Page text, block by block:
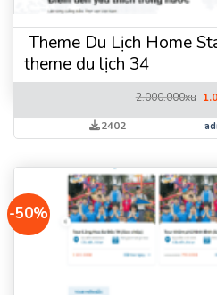
Theme Du Lịch Home
theme du lịch 34
2.000.000xu
là:
2402
-50%